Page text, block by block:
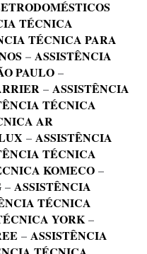
TÉCNICA
TÉCNICA PARA
–ASSISTÊNCIA
PAULO –
–ASSISTÊNCIA
TÉCNICA
AR
–ASSISTÊNCIA
TÉCNICA
KOMECO –
–ASSISTÊNCIA
TÉCNICA
YORK–
–ASSISTÊNCIA